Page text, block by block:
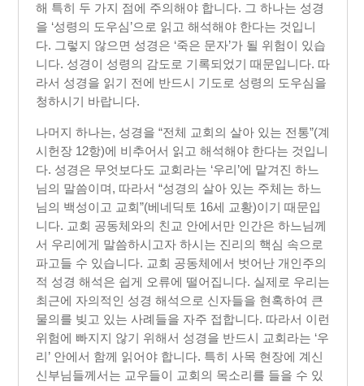
해 특히 두 가지 점에 주의해야 합니다. 그 하나는 성경
을 ‘성령의 도우심’으로 읽고 해석해야 한다는 것입니
다. 그렇지 않으면 성경은 ‘죽은 문자’가 될 위험이 있습
니다. 성경이 성령의 감도로 기록되었기 때문입니다. 따
라서 성경을 읽기 전에 반드시 기도로 성령의 도우심을
청하시기 바랍니다.
나머지 하나는, 성경을 “전체 교회의 살아 있는 전통”(계
시헌장 12항)에 비추어서 읽고 해석해야 한다는 것입니
다. 성경은 무엇보다도 교회라는 ‘우리’에 맡겨진 하느
님의 말씀이며, 따라서 “성경의 살아 있는 주체는 하느
님의 백성이고 교회”(베네딕토 16세 교황)이기 때문입
니다. 교회 공동체와의 친교 안에서만 인간은 하느님께
서 우리에게 말씀하시고자 하시는 진리의 핵심 속으로
파고들 수 있습니다. 교회 공동체에서 벗어난 개인주의
적 성경 해석은 쉽게 오류에 떨어집니다. 실제로 우리는
최근에 자의적인 성경 해석으로 신자들을 현혹하여 큰
물의를 빚고 있는 사례들을 자주 접합니다. 따라서 이런
위험에 빠지지 않기 위해서 성경을 반드시 교회라는 ‘우
리’ 안에서 함께 읽어야 합니다. 특히 사목 현장에 계신
신부님들께서는 교우들이 교회의 목소리를 들을 수 있